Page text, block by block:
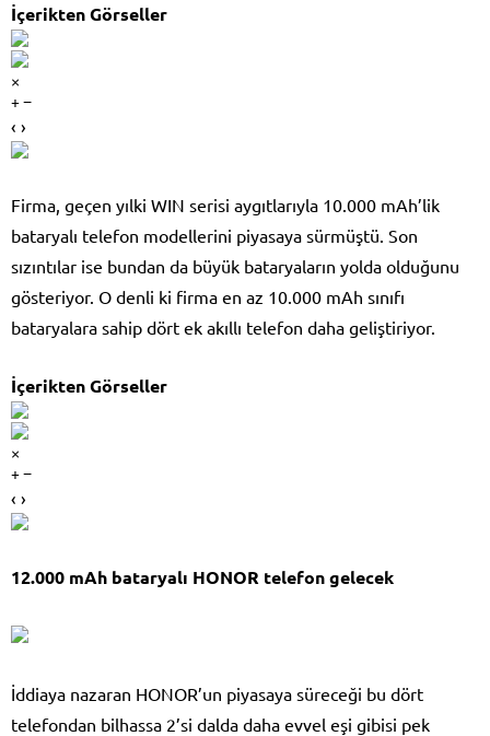
İçerikten Görseller
×
+ −
‹ ›
Firma, geçen yılki WIN serisi aygıtlarıyla 10.000 mAh’lik
bataryalı telefon modellerini piyasaya sürmüştü. Son
sızıntılar ise bundan da büyük bataryaların yolda olduğunu
gösteriyor. O denli ki firma en az 10.000 mAh sınıfı
bataryalara sahip dört ek akıllı telefon daha geliştiriyor.
İçerikten Görseller
×
+ −
‹ ›
12.000 mAh bataryalı HONOR telefon gelecek
İddiaya nazaran HONOR’un piyasaya süreceği bu dört
telefondan bilhassa 2’si dalda daha evvel eşi gibisi pek